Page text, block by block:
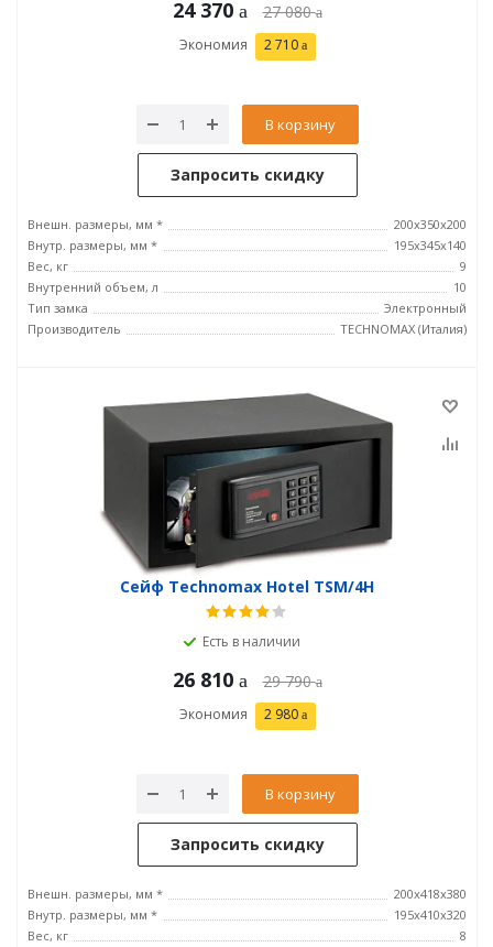
24 370 27 080
Экономия 2 710
В корзину
Запросить скидку
Внешн. размеры, мм *
200x350x200
Внутр. размеры, мм *
195x345x140
Вес, кг
9
Внутренний объем, л
10
Тип замка
Электронный
Производитель
TECHNOMAX (Италия)
Сейф Technomax Hotel TSM/4H
Есть в наличии
26 810 29 790
Экономия 2 980
В корзину
Запросить скидку
Внешн. размеры, мм *
200x418x380
Внутр. размеры, мм *
195x410x320
Вес, кг
8